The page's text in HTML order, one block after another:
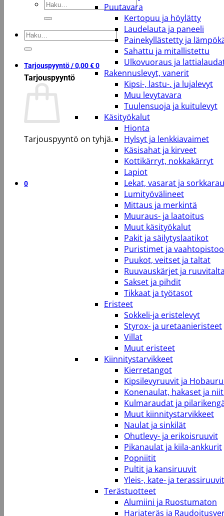
Etsi:
Etsi:
Tarjouspyyntö /0,00€0
Tarjouspyyntö
Tarjouspyyntö on tyhjä.
0
Puutavara
Kertopuu ja höylätty
Laudelauta ja paneeli
Painekyllästetty ja
Sahattu ja mitallistettu
Ulkovuoraus ja
Rakennuslevyt, vanerit
Kipsi-, lastu-. ja lujalevyt
Muu levytavara
Tuulensuoja ja kuitulevyt
Käsityökalut
Hionta
Hylsyt ja lenkkiavaimet
Käsisahat ja kirveet
Kottikärryt, nokkakärryt
Lapiot
Lekat, vasarat ja
Lumityövälineet
Mittaus ja merkintä
Muuraus- ja laatoitus
Muut käsityökalut
Pakit ja säilytyslaatikot
Puristimet ja
Puukot, veitset ja taltat
Ruuvauskärjet ja
Sakset ja pihdit
Tikkaat ja työtasot
Eristeet
Sokkeli-ja eristelevyt
Styrox- ja uretaanieristeet
Villat
Muut eristeet
Kiinnitystarvikkeet
Kierretangot
Kipsilevyruuvit ja
Konenaulat, hakaset ja
Kulmaraudat ja
Muut kiinnitystarvikkeet
Naulat ja sinkilät
Ohutlevy- ja erikoisruuvit
Pikanaulat ja kiila-ankkurit
Popniitit
Pultit ja kansiruuvit
Yleis-, kate- ja terassiruuvit
Terästuotteet
Alumiini ja Ruostumaton
Harjateräs ja